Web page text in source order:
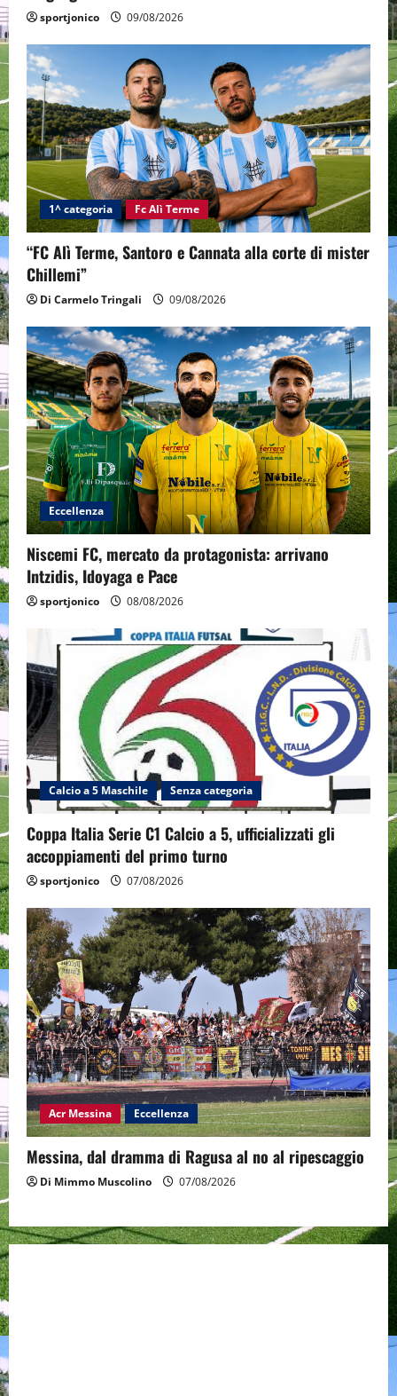
sportjonico 09/08/2026
1^ categoria Fc Alì Terme
“FC Alì Terme, Santoro e Cannata alla corte di mister
Chillemi”
Di Carmelo Tringali 09/08/2026
Eccellenza
Niscemi FC, mercato da protagonista: arrivano
Intzidis, Idoyaga e Pace
sportjonico 08/08/2026
Calcio a 5 Maschile Senza categoria
Coppa Italia Serie C1 Calcio a 5, ufficializzati gli
accoppiamenti del primo turno
sportjonico 07/08/2026
Acr Messina Eccellenza
Messina, dal dramma di Ragusa al no al ripescaggio
Di Mimmo Muscolino 07/08/2026